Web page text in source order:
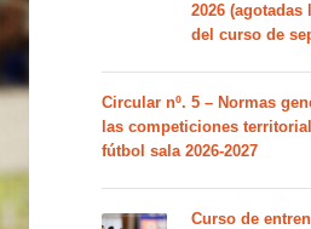
2026 (agotadas
del curso de
Circular nº. 5 – Normas
las competiciones
fútbol sala 2026-2027
Curso de